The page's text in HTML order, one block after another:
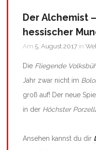
Der Alchemist
hessischer
Am 5. August 2017 in
Die Fliegende
Jahr zwar nicht im
groß auf! Der neue
in der Höchster
Ansehen kannst du dir